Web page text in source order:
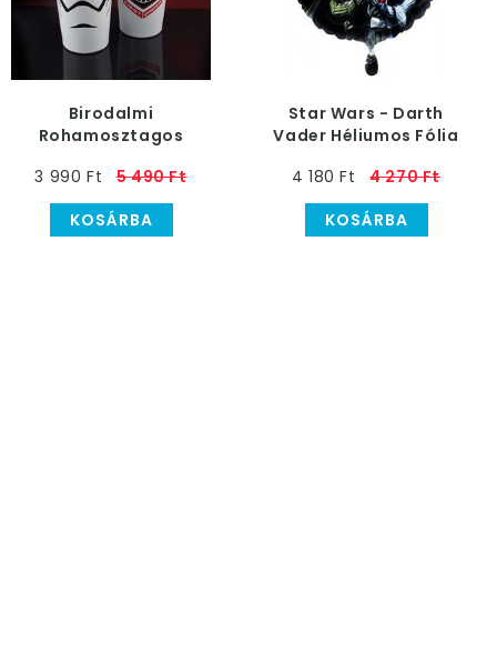
Birodalmi
Rohamosztagos
3 990 Ft
5 490 Ft
KOSÁRBA
Star Wars - Darth
Vader Héliumos Fólia
4 180 Ft
4 270 Ft
KOSÁRBA